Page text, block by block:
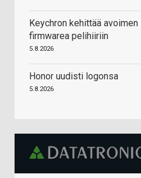
Keychron kehittää
firmwarea pelihiiriin
5.8.2026
Honor uudisti logonsa
5.8.2026